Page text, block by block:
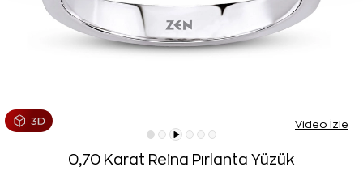
Video İzle
0,70 Karat Reina Pırlanta Yüzük